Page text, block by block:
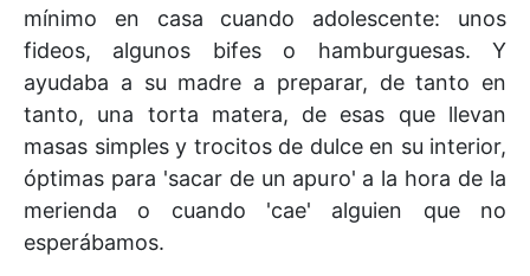
mínimo en casa cuando adolescente: unos
fideos, algunos bifes o hamburguesas. Y
ayudaba a su madre a preparar, de tanto en
tanto, una torta matera, de esas que llevan
masas simples y trocitos de dulce en su interior,
óptimas para 'sacar de un apuro' a la hora de la
merienda o cuando 'cae' alguien que no
esperábamos.